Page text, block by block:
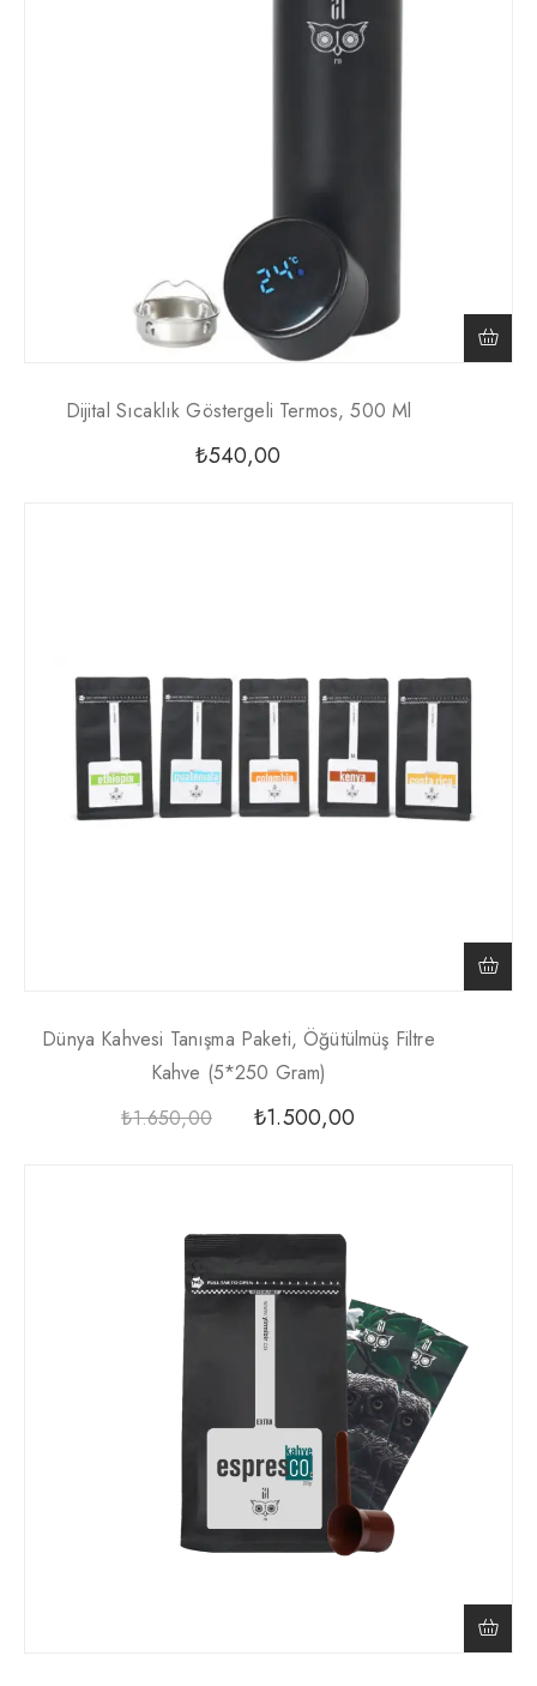
Dijital Sıcaklık Göstergeli Termos, 500 Ml
₺540,00
Dünya Kahvesi Tanışma Paketi, Öğütülmüş Filtre
Kahve (5*250 Gram)
₺1.650,00 ₺1.500,00